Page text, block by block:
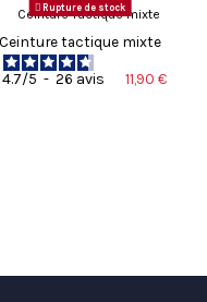
Rupture de stock
Ceinture tactique mixte
4.7/5 - 26 avis 11,90 €